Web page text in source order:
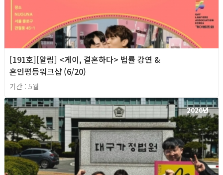
[191호][알림] <게이, 결혼하다> 법률 강연 &
혼인평등워크샵 (6/20)
기간 : 5월
2026년